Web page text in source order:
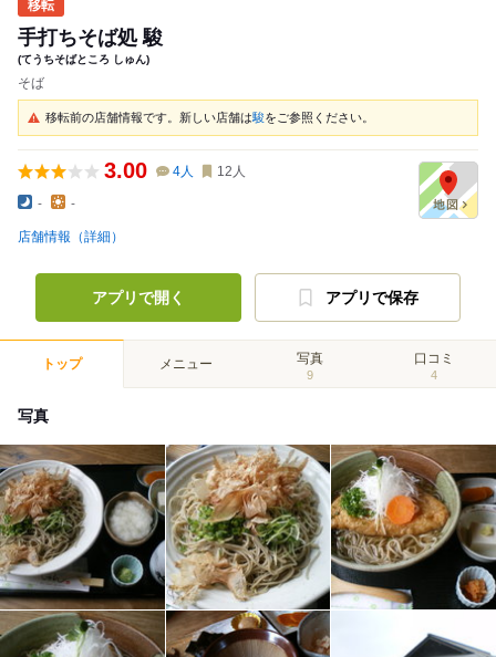
手打ちそば処 駿
(てうちそばところ しゅん)
そば
移転前の店舗情報です。新しい店舗は駿をご参照ください。
3.00 4人 12 人
- -
店舗情報（詳細）
アプリで開く アプリで保存
トップ メニュー 写真
9
口コミ
4
写真